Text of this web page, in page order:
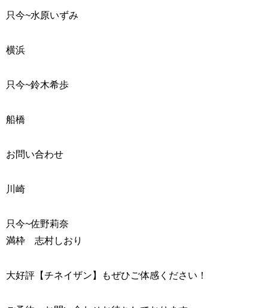
只今~水原いずみ
横浜
只今~鈴木希歩
船橋
お問い合わせ
川崎
只今~佐野莉奈
満枠 志村しおり
大好評【チネイザン】もぜひご体感ください！